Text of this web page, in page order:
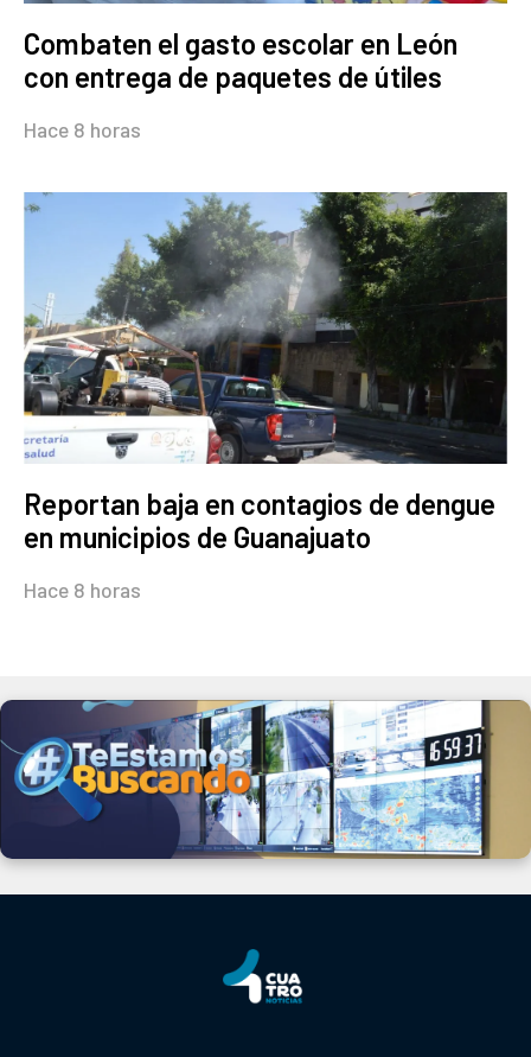
Combaten el gasto escolar en León
con entrega de paquetes de útiles
Hace 8 horas
Reportan baja en contagios de dengue
en municipios de Guanajuato
Hace 8 horas